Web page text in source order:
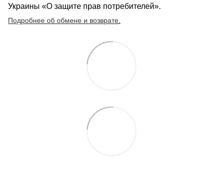
Украины «О защите прав потребителей».
Подробнее об обмене и возврате